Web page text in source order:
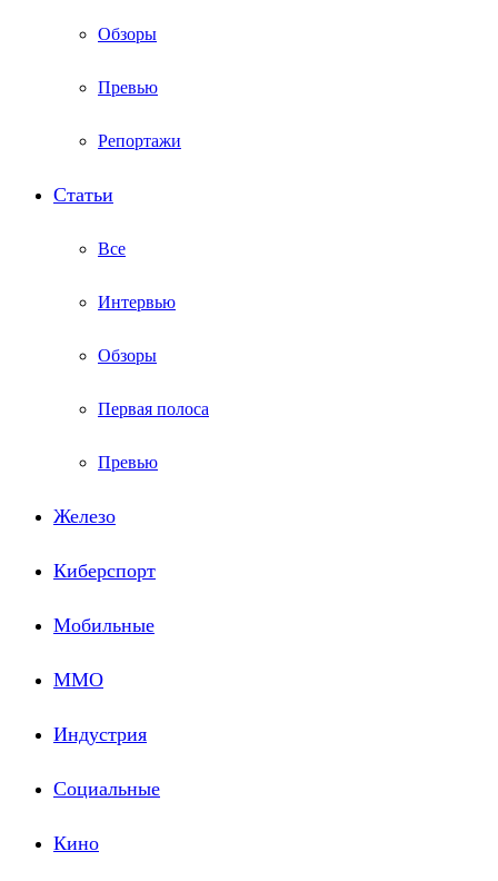
Обзоры
Превью
Репортажи
Статьи
Все
Интервью
Обзоры
Первая полоса
Превью
Железо
Киберспорт
Мобильные
ММО
Индустрия
Социальные
Кино